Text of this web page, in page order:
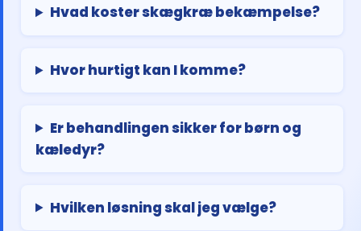
Hvad koster skægkræ bekæmpelse?
Hvor hurtigt kan I komme?
Er behandlingen sikker for børn og
kæledyr?
Hvilken løsning skal jeg vælge?